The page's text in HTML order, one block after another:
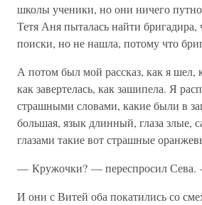
школы ученики, но они ничего
Тетя Аня пыталась найти бригадира,
поиски, но не нашла, потому что
А потом был мой рассказ, как я шел,
как завертелась, как зашипела. Я
страшными словами, какие были в
большая, язык длинный, глаза злые,
глазами такие вот страшные
— Кружочки? — переспросил
И они с Витей оба покатились со